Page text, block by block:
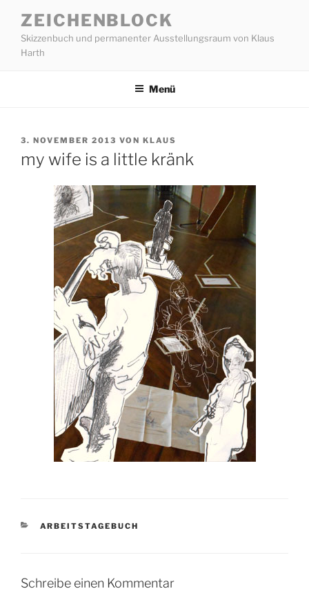
Inhalt
springen
ZEICHENBLOCK
Skizzenbuch und permanenter Ausstellungsraum von Klaus
Harth
Menü
VERÖFFENTLICHT
3. NOVEMBER 2013 VON KLAUS
my wife is a little kränk
KATEGORIEN
ARBEITSTAGEBUCH
Schreibe einen Kommentar